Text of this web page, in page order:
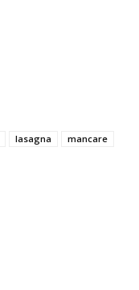
lasagna
mancare